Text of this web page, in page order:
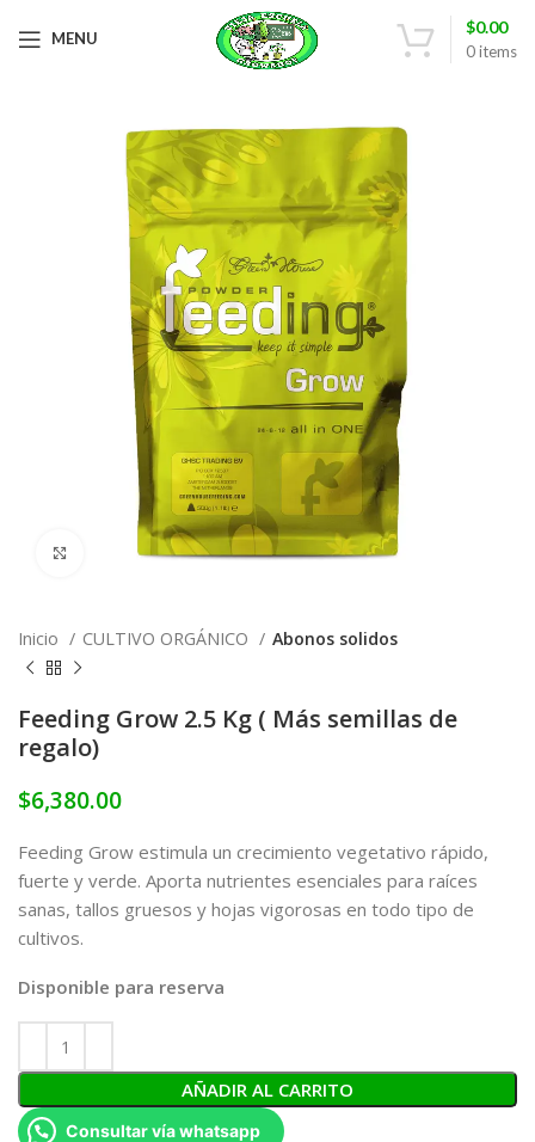
MENU
0items
$0.00
Click to enlarge
Inicio CULTIVO ORGÁNICO Abonos solidos
Feeding Grow 2.5 Kg ( Más semillas de
regalo)
$6,380.00
Feeding Grow estimula un crecimiento vegetativo rápido,
fuerte y verde. Aporta nutrientes esenciales para raíces
sanas, tallos gruesos y hojas vigorosas en todo tipo de
cultivos.
Disponible para reserva
AÑADIR AL CARRITO
Consultar vía whatsapp